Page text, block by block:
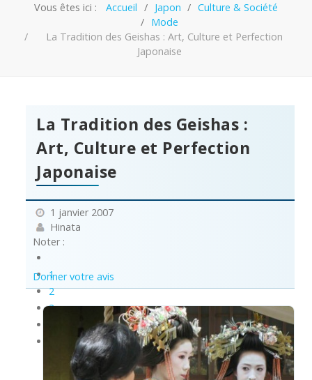
Vous êtes ici : Accueil Japon
Culture & Société
Mode
La Tradition des Geishas : Art, Culture et Perfection
Japonaise
La Tradition des Geishas :
Art, Culture et Perfection
Japonaise
1 janvier 2007
Hinata
Noter :
1
2
3
Donner votre avis